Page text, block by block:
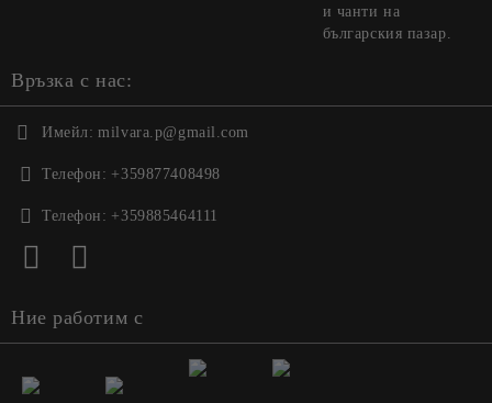
и чанти на
българския пазар.
Връзка с нас:
Имейл: milvara.p@gmail.com
Телефон: +359877408498
Телефон: +359885464111
Ние работим с